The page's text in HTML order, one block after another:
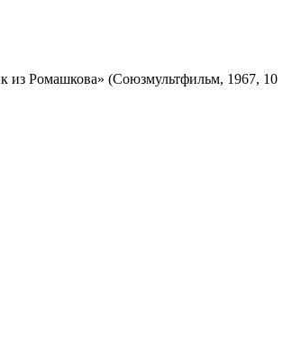
Ромашкова» (Союзмультфильм, 1967, 10